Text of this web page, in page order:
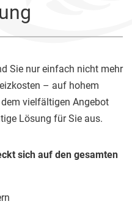
Sie nur einfach nicht mehr
– auf hohem
vielfältigen Angebot
Lösung für Sie aus.
sich auf den gesamten